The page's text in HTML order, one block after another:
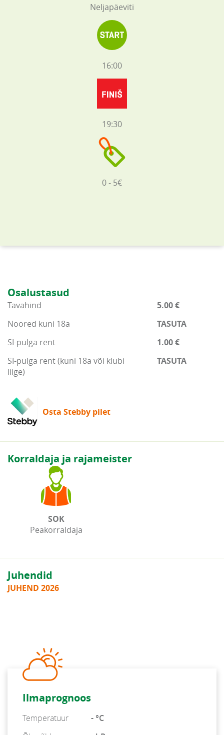
Neljapäeviti
16:00
19:30
0 - 5€
Osalustasud
Tavahind
5.00 €
Noored kuni 18a
TASUTA
SI-pulga rent
1.00 €
SI-pulga rent (kuni 18a või klubi
liige)
TASUTA
Osta Stebby pilet
Korraldaja ja rajameister
SOK
Peakorraldaja
Juhendid
JUHEND 2026
Ilmaprognoos
Temperatuur
- °C